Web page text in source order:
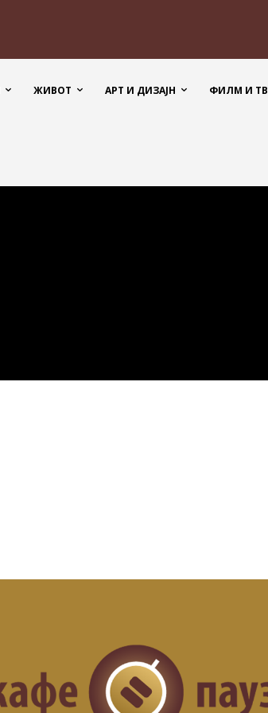
ЖИВОТ АРТ И ДИЗАЈН ФИЛМ И ТВ